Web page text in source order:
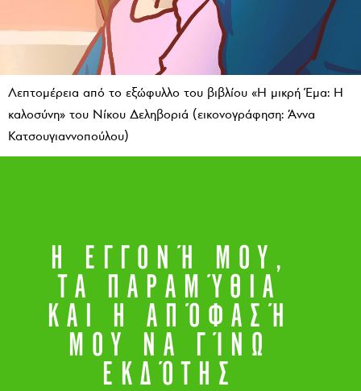
Λεπτομέρεια από το εξώφυλλο του βιβλίου «Η μικρή Έμα: Η
καλοσύνη» του Νίκου Δεληβοριά (εικονογράφηση: Άννα
Κατσουγιαννοπούλου)
Η ΕΓΓΟΝΉ ΜΟΥ,
ΤΑ ΠΑΡΑΜΎΘΙΑ
ΚΑΙ Η ΑΠΌΦΑΣΉ
ΜΟΥ ΝΑ ΓΊΝΩ
ΕΚΔΌΤΗΣ
PUBLISHED
23•05•2025